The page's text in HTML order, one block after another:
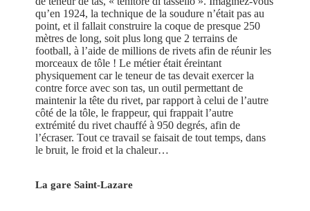
qu’en 1924, la technique de la soudure n’était pas au
point, et il fallait construire la coque de presque 250
mètres de long, soit plus long que 2 terrains de
football, à l’aide de millions de rivets afin de réunir les
morceaux de tôle ! Le métier était éreintant
physiquement car le teneur de tas devait exercer la
contre force avec son tas, un outil permettant de
maintenir la tête du rivet, par rapport à celui de l’autre
côté de la tôle, le frappeur, qui frappait l’autre
extrémité du rivet chauffé à 950 degrés, afin de
l’écraser. Tout ce travail se faisait de tout temps, dans
le bruit, le froid et la chaleur…
La gare Saint-Lazare